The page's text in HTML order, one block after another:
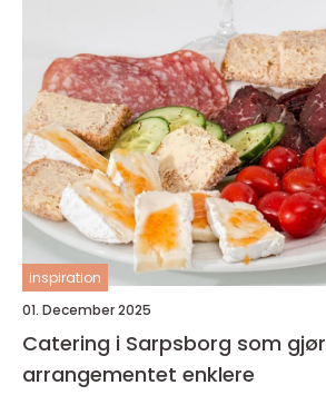
inspiration
01. December 2025
Catering i Sarpsborg som gjør
arrangementet enklere